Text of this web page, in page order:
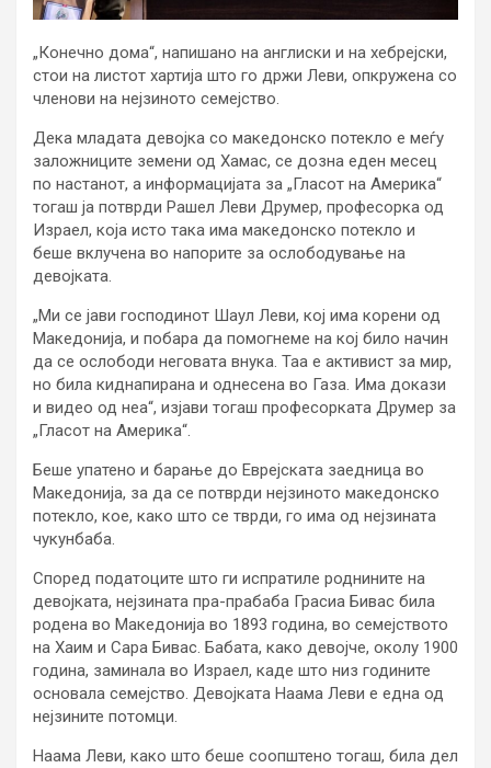
„Конечно дома“, напишано на англиски и на хебрејски,
стои на листот хартија што го држи Леви, опкружена со
членови на нејзиното семејство.
Дека младата девојка со македонско потекло е меѓу
заложниците земени од Хамас, се дозна еден месец
по настанот, а информацијата за „Гласот на Америка“
тогаш ја потврди Рашел Леви Друмер, професорка од
Израел, која исто така има македонско потекло и
беше вклучена во напорите за ослободување на
девојката.
„Ми се јави господинот Шаул Леви, кој има корени од
Македонија, и побара да помогнеме на кој било начин
да се ослободи неговата внука. Таа е активист за мир,
но била киднапирана и однесена во Газа. Има докази
и видео од неа“, изјави тогаш професорката Друмер за
„Гласот на Америка“.
Беше упатено и барање до Еврејската заедница во
Македонија, за да се потврди нејзиното македонско
потекло, кое, како што се тврди, го има од нејзината
чукунбаба.
Според податоците што ги испратиле роднините на
девојката, нејзината пра-прабаба Грасиа Бивас била
родена во Македонија во 1893 година, во семејството
на Хаим и Сара Бивас. Бабата, како девојче, околу 1900
година, заминала во Израел, каде што низ годините
основала семејство. Девојката Наама Леви е една од
нејзините потомци.
Наама Леви, како што беше соопштено тогаш, била дел